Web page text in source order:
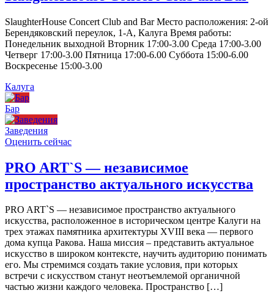
SlaughterHouse Concert Club and Bar Место расположения: 2-ой
Берендяковский переулок, 1-А, Калуга Время работы:
Понедельник выходной Вторник 17:00-3.00 Среда 17:00-3.00
Четверг 17:00-3.00 Пятница 17:00-6.00 Суббота 15:00-6.00
Воскресенье 15:00-3.00
Калуга
Бар
Заведения
Оценить сейчас
PRO ART`S — независимое
пространство актуального искусства
PRO ART`S — независимое пространство актуального
искусства, расположенное в историческом центре Калуги на
трех этажах памятника архитектуры XVIII века — первого
дома купца Ракова. Наша миссия – представить актуальное
искусство в широком контексте, научить аудиторию понимать
его. Мы стремимся создать такие условия, при которых
встречи с искусством станут неотъемлемой органичной
частью жизни каждого человека. Пространство […]